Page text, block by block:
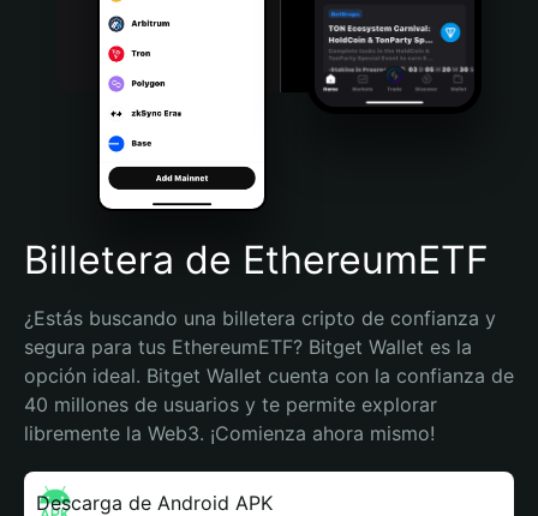
Bahasa Indonesia
Português (Brasil)
Español (Argentina)
Billetera de EthereumETF
¿Estás buscando una billetera cripto de confianza y
segura para tus EthereumETF? Bitget Wallet es la
opción ideal. Bitget Wallet cuenta con la confianza de
40 millones de usuarios y te permite explorar
libremente la Web3. ¡Comienza ahora mismo!
Descarga de Android APK